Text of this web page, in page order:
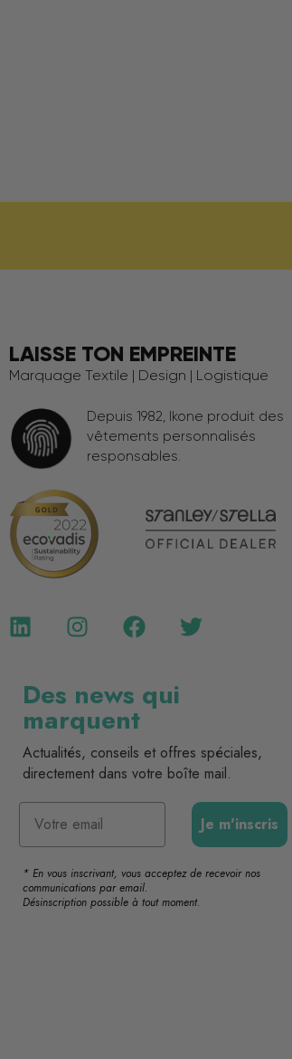
LAISSE TON EMPREINTE
Marquage Textile | Design | Logistique
Depuis 1982, Ikone produit des
vêtements personnalisés
responsables.
Des news qui
marquent
Actualités, conseils et offres spéciales,
directement dans votre boîte mail.
Je m'inscris
* En vous inscrivant, vous acceptez de recevoir nos
communications par email.
Désinscription possible à tout moment.